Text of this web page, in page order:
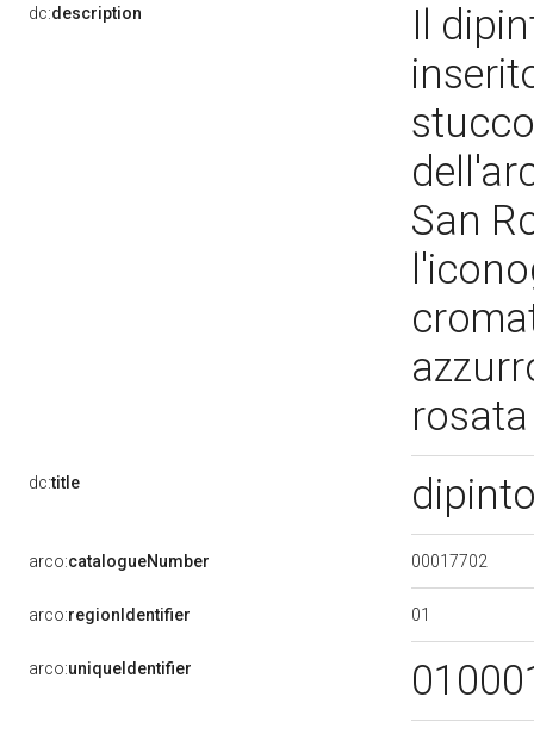
dc:description
Il
San
dc:title
arco:catalogueNumber 00017702
arco:regionIdentifier 01
arco:uniqueIdentifier